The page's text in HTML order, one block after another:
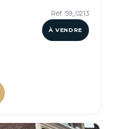
Réf. 59_0213
À VENDRE